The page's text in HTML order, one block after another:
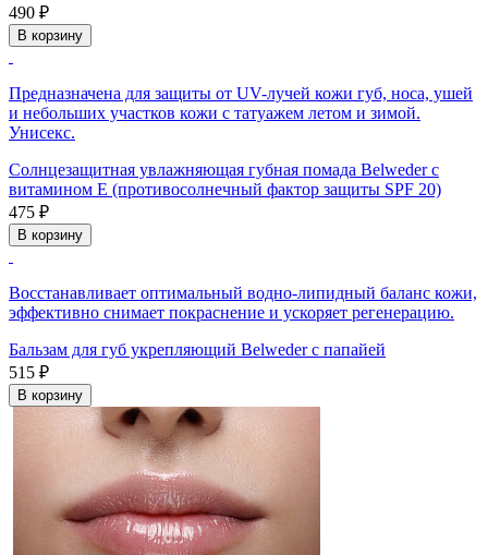
490 ₽
В корзину
Предназначена для защиты от UV-лучей кожи губ, носа, ушей
и небольших участков кожи с татуажем летом и зимой.
Унисекс.
Солнцезащитная увлажняющая губная помада Belweder с
витамином Е (противосолнечный фактор защиты SPF 20)
475 ₽
В корзину
Восстанавливает оптимальный водно-липидный баланс кожи,
эффективно снимает покраснение и ускоряет регенерацию.
Бальзам для губ укрепляющий Belweder с папайей
515 ₽
В корзину